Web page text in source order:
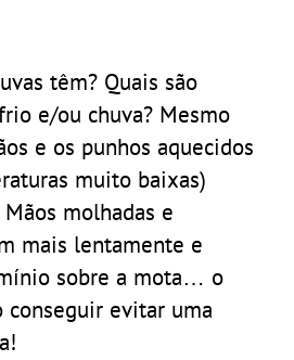
têm? Quais são
e/ou chuva? Mesmo
e os punhos aquecidos
muito baixas)
molhadas e
mais lentamente e
sobre a mota… o
evitar uma